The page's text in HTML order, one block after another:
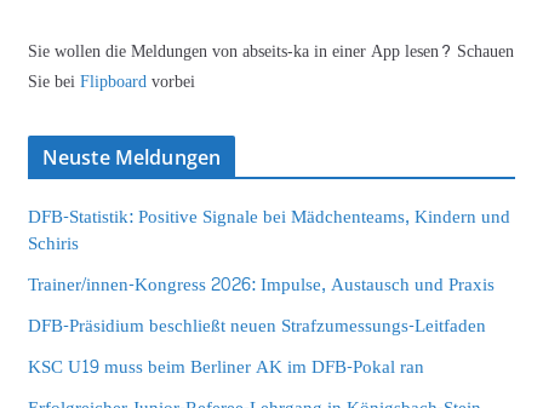
Sie wollen die Meldungen von abseits-ka in einer App lesen? Schauen
Sie beiFlipboardvorbei
Neuste Meldungen
DFB-Statistik: Positive Signale bei Mädchenteams, Kindern und
Schiris
Trainer/innen-Kongress 2026: Impulse, Austausch und Praxis
DFB-Präsidium beschließt neuen Strafzumessungs-Leitfaden
KSC U19 muss beim Berliner AK im DFB-Pokal ran